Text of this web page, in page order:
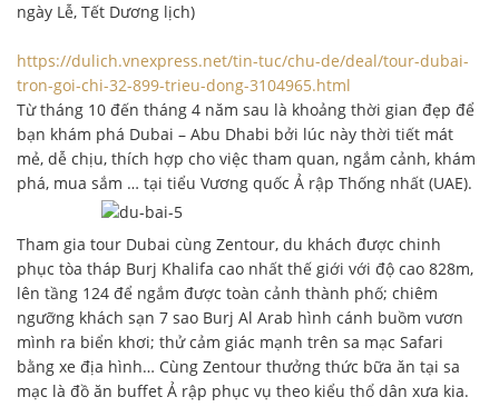
ngày Lễ, Tết Dương lịch)
https://dulich.vnexpress.net/tin-tuc/chu-de/deal/tour-dubai-
tron-goi-chi-32-899-trieu-dong-3104965.html
Từ tháng 10 đến tháng 4 năm sau là khoảng thời gian đẹp để
bạn khám phá Dubai – Abu Dhabi bởi lúc này thời tiết mát
mẻ, dễ chịu, thích hợp cho việc tham quan, ngắm cảnh, khám
phá, mua sắm … tại tiểu Vương quốc Ả rập Thống nhất (UAE).
Tham gia tour Dubai cùng Zentour, du khách được chinh
phục tòa tháp Burj Khalifa cao nhất thế giới với độ cao 828m,
lên tầng 124 để ngắm được toàn cảnh thành phố; chiêm
ngưỡng khách sạn 7 sao Burj Al Arab hình cánh buồm vươn
mình ra biển khơi; thử cảm giác mạnh trên sa mạc Safari
bằng xe địa hình… Cùng Zentour thưởng thức bữa ăn tại sa
mạc là đồ ăn buffet Ả rập phục vụ theo kiểu thổ dân xưa kia.